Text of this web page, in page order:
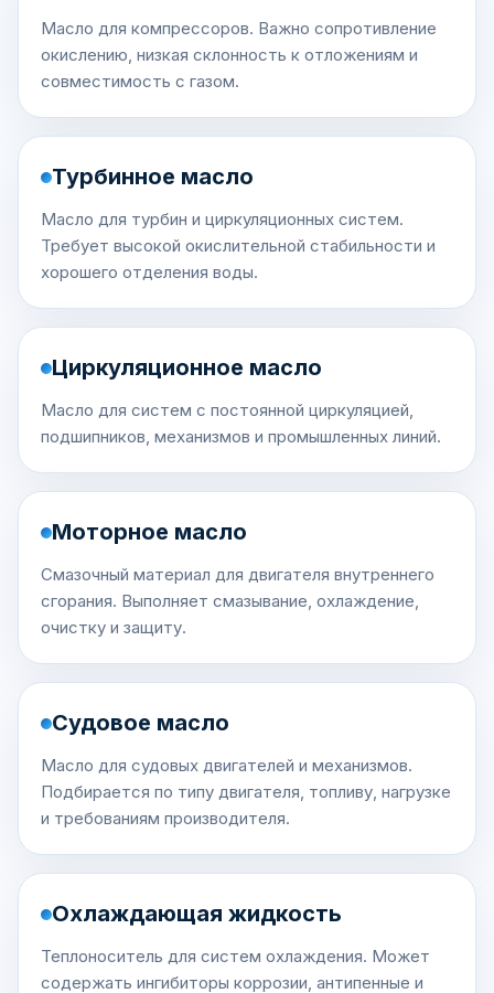
Масло для компрессоров. Важно сопротивление
окислению, низкая склонность к отложениям и
совместимость с газом.
Турбинное масло
Масло для турбин и циркуляционных систем.
Требует высокой окислительной стабильности и
хорошего отделения воды.
Циркуляционное масло
Масло для систем с постоянной циркуляцией,
подшипников, механизмов и промышленных линий.
Моторное масло
Смазочный материал для двигателя внутреннего
сгорания. Выполняет смазывание, охлаждение,
очистку и защиту.
Судовое масло
Масло для судовых двигателей и механизмов.
Подбирается по типу двигателя, топливу, нагрузке
и требованиям производителя.
Охлаждающая жидкость
Теплоноситель для систем охлаждения. Может
содержать ингибиторы коррозии, антипенные и